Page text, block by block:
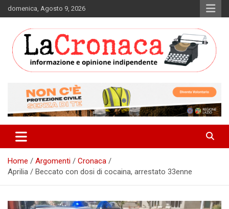
Skip
to
domenica, Agosto 9, 2026
La Cronaca Quotidiano
Home Argomenti
Cronaca
Aprilia / Beccato con dosi di cocaina, arrestato 33enne